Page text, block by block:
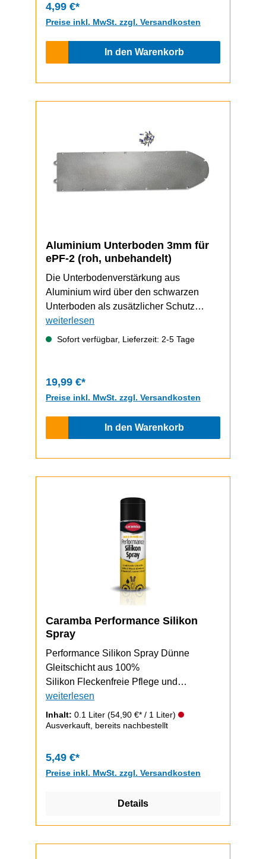
4,99 €*
Preise inkl. MwSt. zzgl. Versandkosten
In den Warenkorb
Aluminium Unterboden 3mm für
ePF-2 (roh, unbehandelt)
Die Unterbodenverstärkung aus
Aluminium wird über den schwarzen
Unterboden als zusätzlicher Schutz
geschraubt. Vermeidet ein Abschleifen
der Schrauben, z.b bei Bordsteinkontakt.
den ePF-2HINWEIS: Um den
unbehandelten Aluminiumplatten
ein Verkratzen bei Verwendung ohnehin
weiterlesen
Sofort verfügbar, Lieferzeit: 2-5 Tage
19,99 €*
Preise inkl. MwSt. zzgl. Versandkosten
In den Warenkorb
Caramba Performance Silikon
Spray
Performance Silikon Spray Dünne
Gleitschicht aus 100%
Silikon Fleckenfreie Pflege und
Schmierung von beweglichen
Teilen Korrosionsschützendfarblos und
geruchsarmstoppt lästige Quietsch- und
frühzeitigem Altern und Metall vor
weiterlesen
Inhalt: 0.1 Liter (54,90 €* / 1 Liter)
Ausverkauft, bereits nachbestellt
5,49 €*
Preise inkl. MwSt. zzgl. Versandkosten
Details